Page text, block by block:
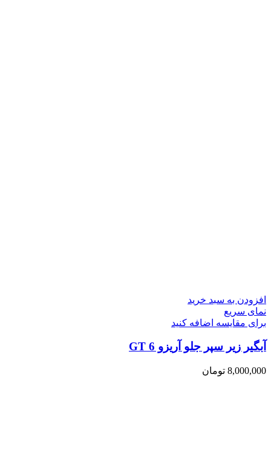
افزودن به سبد خرید
نمای سریع
برای مقایسه اضافه کنید
آبگیر زیر سپر جلو آریزو 6 GT
8,000,000 تومان